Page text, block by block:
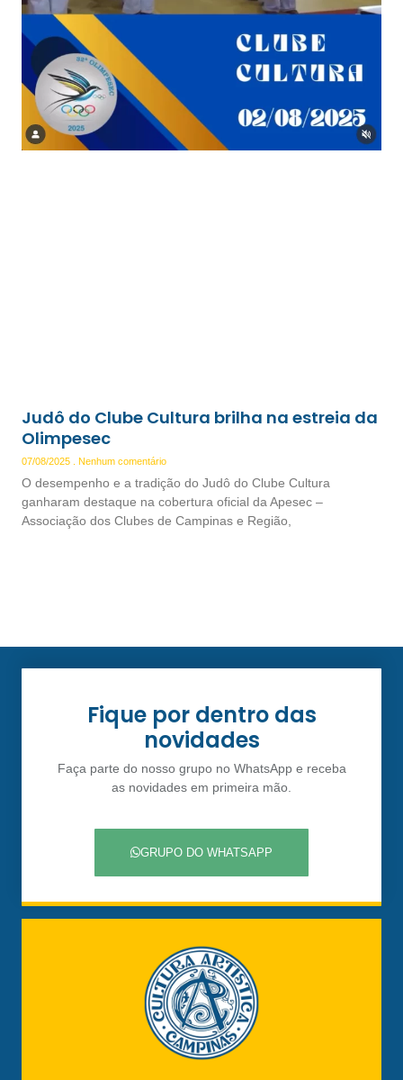
Judô do Clube Cultura brilha na estreia da
Olimpesec
07/08/2025 Nenhum comentário
O desempenho e a tradição do Judô do Clube Cultura
ganharam destaque na cobertura oficial da Apesec –
Associação dos Clubes de Campinas e Região,
Fique por dentro das
novidades
Faça parte do nosso grupo no WhatsApp e receba
as novidades em primeira mão.
GRUPO DO WHATSAPP